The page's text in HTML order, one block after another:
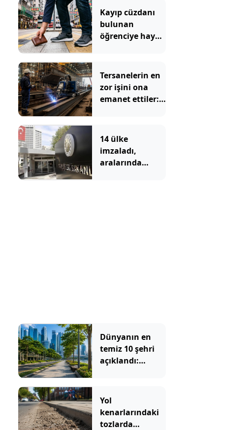
yaşıyorlar
Kayıp cüzdanı
bulunan
öğrenciye hayatı
Tersanelerin en
zor işini ona
emanet ettiler:
kaynatıyor
14 ülke
imzaladı,
aralarında
Dünyanın en
temiz 10 şehri
açıklandı:
neredeyse
imkansız
Yol
kenarlarındaki
tozlarda